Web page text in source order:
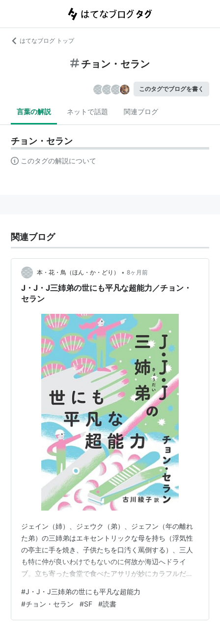
はてなブログ トップ
チョン・セラン
このタグでブログを書く
言葉の解説 ネットで話題 関連ブログ
チョン・セラン
このタグの解説について
関連ブログ
本・花・鳥（ほん・か・どり） • 8ヶ月前
J・J・J三姉弟の世にも平凡な超能力／チョン・
セラン
ジェイン（姉）、ジェウク（弟）、ジェフン（年の離れ
た弟）の三姉弟はエキセントリックな母を持ち（浮気性
の亭主に手を焼き、子供たちを口汚く罵倒する）、三人
も特に仲が良いわけでもないのに何故か海辺へドライ
ブ。立ち寄った食堂で食べたアサリが妙にカラフルだっ
しているジェインは爪が鋼鉄のように固くなり、アラブ
の砂漠でプラント建設に携わるジェウクは危機が迫ると
見ているものが赤く染まり、ジェフンはエレベーターを
#J・J・J三姉弟の世にも平凡な超能力
#チョン・セラン #SF #読書